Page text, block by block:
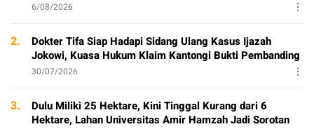
6/08/2026
2.
Dokter Tifa Siap Hadapi Sidang Ulang Kasus Ijazah
Jokowi, Kuasa Hukum Klaim Kantongi Bukti Pembanding
30/07/2026
3.
Dulu Miliki 25 Hektare, Kini Tinggal Kurang dari 6
Hektare, Lahan Universitas Amir Hamzah Jadi Sorotan